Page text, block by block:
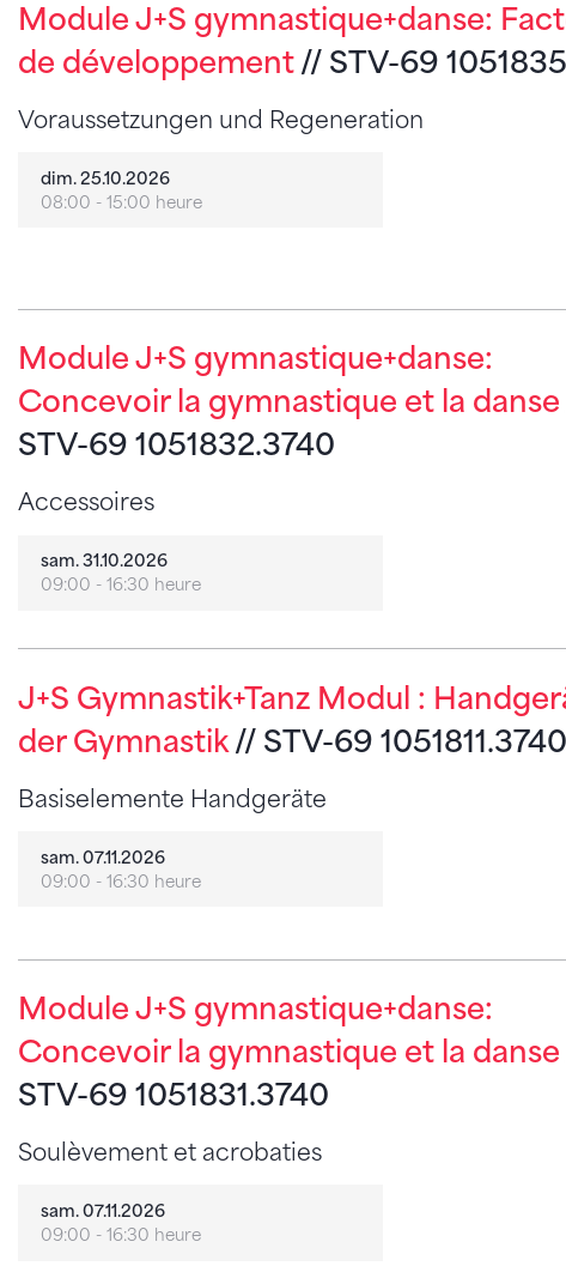
Module J+S gymnastique+danse:
de développement // STV-69
Voraussetzungen und Regeneration
dim. 25.10.2026
08:00 - 15:00 heure
Module J+S gymnastique+danse:
Concevoir la gymnastique et la danse
STV-69 1051832.3740
Accessoires
sam. 31.10.2026
09:00 - 16:30 heure
J+S Gymnastik+Tanz Modul :
der Gymnastik // STV-69 1051811.3740
Basiselemente Handgeräte
sam. 07.11.2026
09:00 - 16:30 heure
Module J+S gymnastique+danse:
Concevoir la gymnastique et la danse
STV-69 1051831.3740
Soulèvement et acrobaties
sam. 07.11.2026
09:00 - 16:30 heure